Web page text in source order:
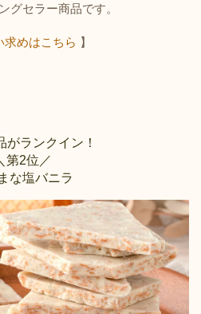
グセラー商品です。
求めはこちら 】
がランクイン！
第2位／
な塩バニラ